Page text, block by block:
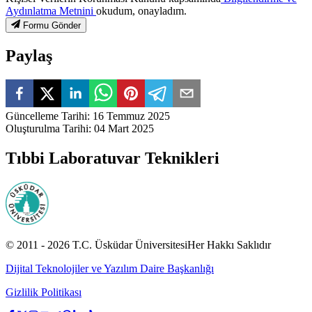
Aydınlatma Metnini okudum, onayladım.
Formu Gönder
Paylaş
Güncelleme Tarihi: 16 Temmuz 2025
Oluşturulma Tarihi: 04 Mart 2025
Tıbbi Laboratuvar Teknikleri
© 2011 - 2026 T.C. Üsküdar ÜniversitesiHer Hakkı Saklıdır
Dijital Teknolojiler ve Yazılım Daire Başkanlığı
Gizlilik Politikası